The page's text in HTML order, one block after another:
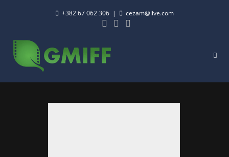
+382 67 062 306 | cezam@live.com